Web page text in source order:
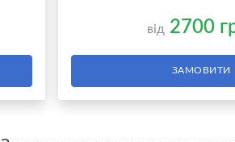
від 2700
ЗАМОВИТИ